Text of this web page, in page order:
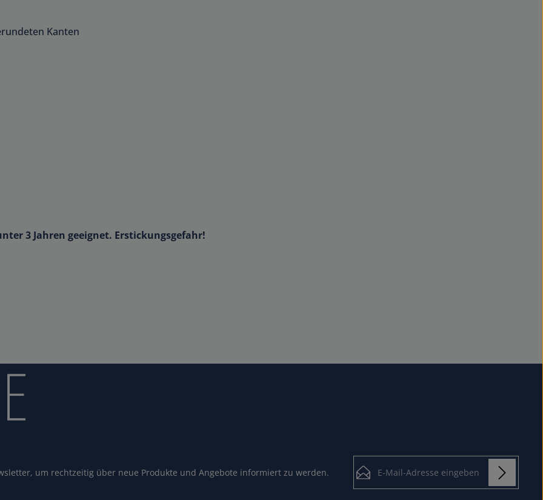
Kanten
3 Jahren geeignet. Erstickungsgefahr!
um rechtzeitig über neue Produkte und Angebote informiert zu werden.